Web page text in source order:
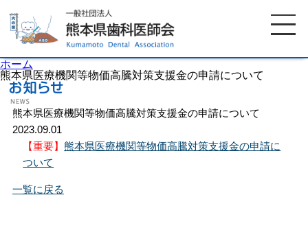
ホーム
熊本県医療機関等物価高騰対策支援金の申請について
熊本県医療機関等物価高騰対策支援金の申請について
2023.09.01
【重要】熊本県医療機関等物価高騰対策支援金の申請に
ついて
一覧に戻る
ホーム 歯科医師会について
歯科医院検索
イベント案内